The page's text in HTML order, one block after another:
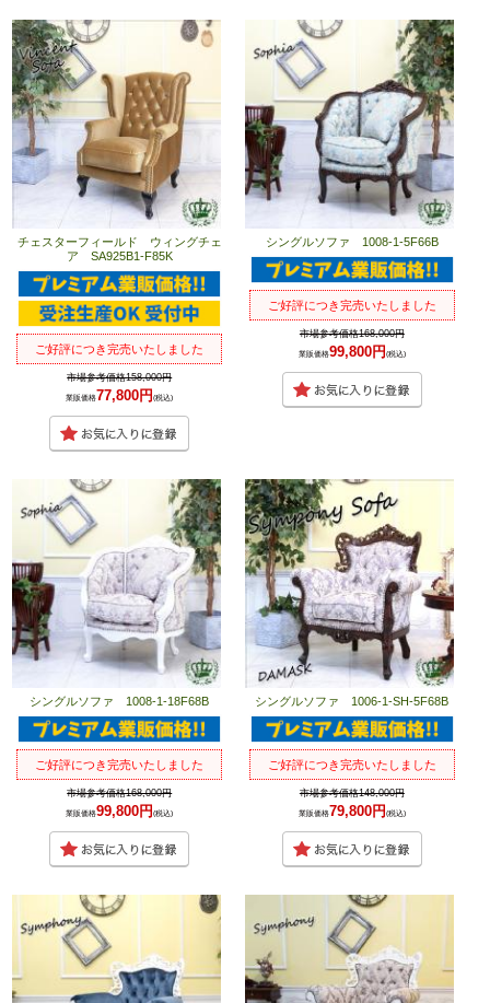
チェスターフィールド ウィングチェ
ア SA925B1-F85K
ご好評につき完売いたしました
市場参考価格158,000円
業販価格77,800円(税込)
シングルソファ 1008-1-5F66B
ご好評につき完売いたしました
市場参考価格168,000円
業販価格99,800円 (税込)
シングルソファ 1008-1-18F68B
ご好評につき完売いたしました
市場参考価格168,000円
業販価格99,800円(税込)
シングルソファ 1006-1-SH-5F68B
ご好評につき完売いたしました
市場参考価格148,000円
業販価格79,800円 (税込)